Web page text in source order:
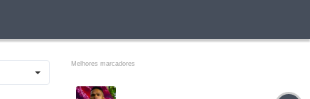
Melhores marcadores